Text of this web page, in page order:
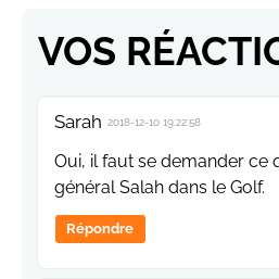
VOS
Sarah 2018-12-10 19:22:58
Oui, il faut se demander ce
général Salah dans le Golf.
Répondre